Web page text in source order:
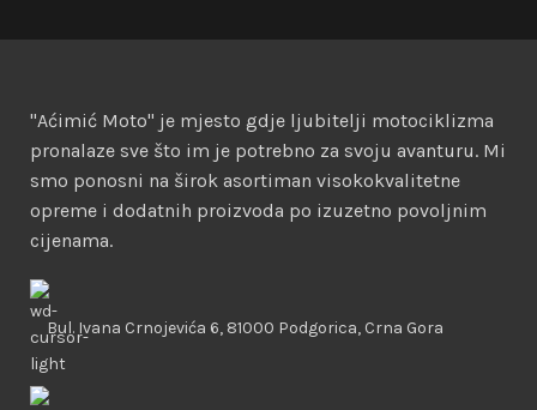
"Aćimić Moto" je mjesto gdje ljubitelji motociklizma
pronalaze sve što im je potrebno za svoju avanturu. Mi
smo ponosni na širok asortiman visokokvalitetne
opreme i dodatnih proizvoda po izuzetno povoljnim
cijenama.
Bul. Ivana Crnojevića 6, 81000 Podgorica, Crna Gora